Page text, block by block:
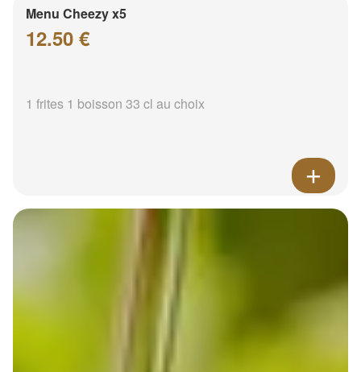
Menu Cheezy x5
12.50 €
1 frites 1 boisson 33 cl au choix